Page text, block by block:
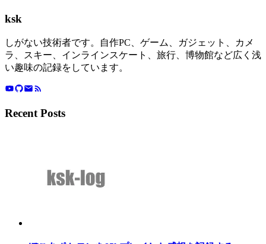
ksk
しがない技術者です。自作PC、ゲーム、ガジェット、カメ
ラ、スキー、インラインスケート、旅行、博物館など広く浅
い趣味の記録をしています。
Recent Posts